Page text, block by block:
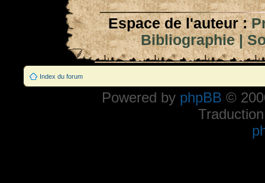
Espace de l'auteur :
Bibliographie|
Index du forum
Powered by phpBB ©